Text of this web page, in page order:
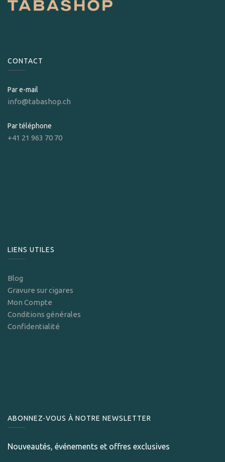
CONTACT
Par e-mail
info@tabashop.ch
Par téléphone
+41 21 963 70 70
LIENS UTILES
Blog
Gravure sur cigares
Mon Compte
Conditions générales
Confidentialité
ABONNEZ-VOUS À NOTRE NEWSLETTER
Nouveautés, événements et offres exclusives